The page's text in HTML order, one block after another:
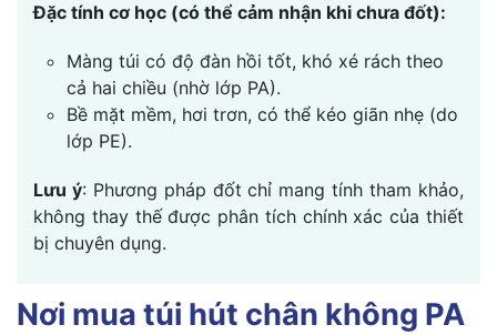
Đặc tính cơ học (có thể cảm nhận khi chưa đốt):
Màng túi có độ đàn hồi tốt, khó xé rách theo
cả hai chiều (nhờ lớp PA).
Bề mặt mềm, hơi trơn, có thể kéo giãn nhẹ (do
lớp PE).
Lưu ý: Phương pháp đốt chỉ mang tính tham khảo,
không thay thế được phân tích chính xác của thiết
bị chuyên dụng.
Nơi mua túi hút chân không PA